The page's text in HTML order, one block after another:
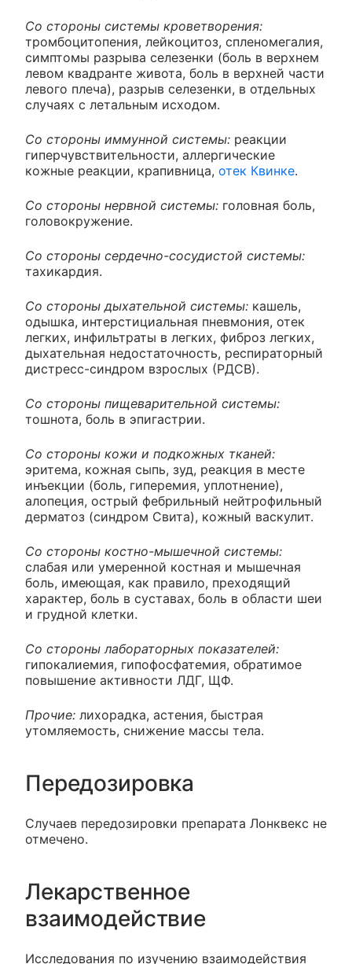
Со стороны системы кроветворения:
тромбоцитопения, лейкоцитоз, спленомегалия,
симптомы разрыва селезенки (боль в верхнем
левом квадранте живота, боль в верхней части
левого плеча), разрыв селезенки, в отдельных
случаях с летальным исходом.
Со стороны иммунной системы: реакции
гиперчувствительности, аллергические
кожные реакции, крапивница, отек Квинке.
Со стороны нервной системы: головная боль,
головокружение.
Со стороны сердечно-сосудистой системы:
тахикардия.
Со стороны дыхательной системы: кашель,
одышка, интерстициальная пневмония, отек
легких, инфильтраты в легких, фиброз легких,
дыхательная недостаточность, респираторный
дистресс-синдром взрослых (РДСВ).
Со стороны пищеварительной системы:
тошнота, боль в эпигастрии.
Со стороны кожи и подкожных тканей:
эритема, кожная сыпь, зуд, реакция в месте
инъекции (боль, гиперемия, уплотнение),
алопеция, острый фебрильный нейтрофильный
дерматоз (синдром Свита), кожный васкулит.
Со стороны костно-мышечной системы:
слабая или умеренной костная и мышечная
боль, имеющая, как правило, преходящий
характер, боль в суставах, боль в области шеи
и грудной клетки.
Со стороны лабораторных показателей:
гипокалиемия, гипофосфатемия, обратимое
повышение активности ЛДГ, ЩФ.
Прочие: лихорадка, астения, быстрая
утомляемость, снижение массы тела.
Передозировка
Случаев передозировки препарата Лонквекс не
отмечено.
Лекарственное
взаимодействие
Исследования по изучению взаимодействия